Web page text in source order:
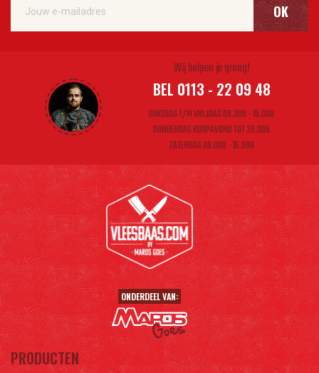
OK
Wij helpen je graag!
BEL 0113 - 22 09 48
DINSDAG T/M VRIJDAG 08.30U - 18.00U
DONDERDAG KOOPAVOND TOT 20.00U
ZATERDAG 08.00U - 16.00U
ONDERDEEL VAN:
PRODUCTEN